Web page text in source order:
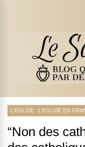
L'EGLISE : L'EGLISE EN
“Non des